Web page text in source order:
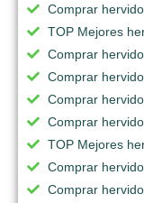
Comprar
TOP Mejores
Comprar
Comprar
Comprar
Comprar
TOP Mejores
Comprar
Comprar